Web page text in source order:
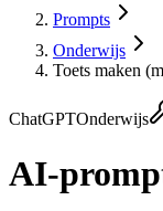
Prompts
Onderwijs
Toets maken
ChatGPTOnderwijs
AI-